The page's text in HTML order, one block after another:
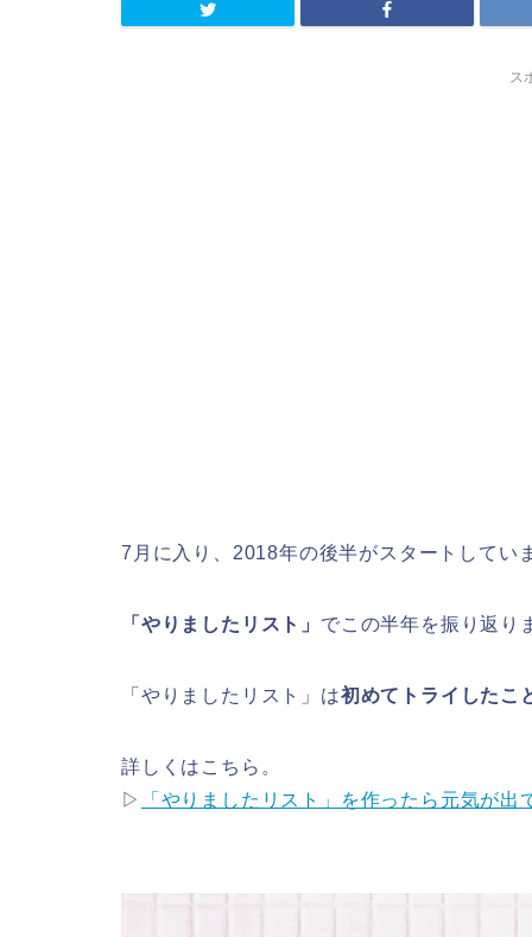
ス
7月に入り、2018年の後半がスタートしてい
「やりましたリスト」 でこの半年を振り返り
「やりましたリスト」は初めてトライしたこ
詳しくはこちら。
▷
「やりましたリスト」を作ったら元気が